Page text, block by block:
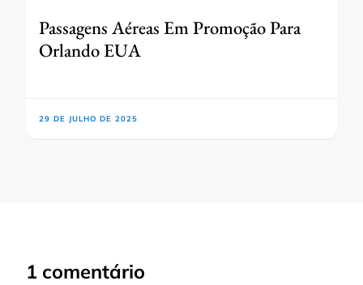
Passagens Aéreas Em Promoção Para
Orlando EUA
29 DE JULHO DE 2025
1 comentário